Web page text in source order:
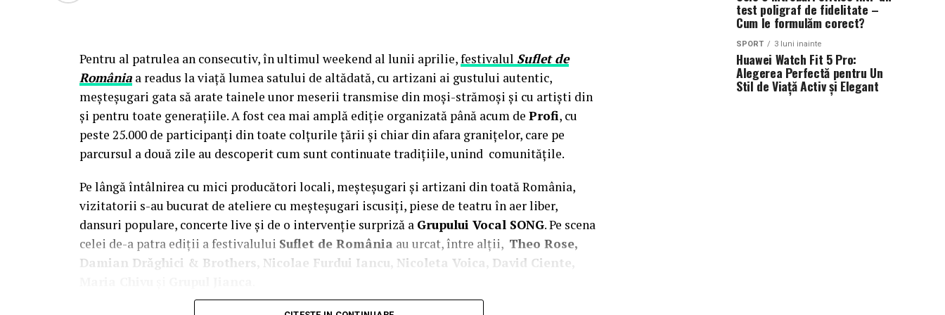
Pentru al patrulea an consecutiv, în ultimul weekend al lunii aprilie,festivalul Suflet de
România a readus la viață lumea satului de altădată, cu artizani ai gustului autentic,
meșteșugari gata să arate tainele unor meserii transmise din moși-strămoși și cu artiști din
și pentru toate generațiile. A fost cea mai amplă ediție organizată până acum de Profi, cu
peste 25.000 de participanți din toate colțurile țării și chiar din afara granițelor, care pe
parcursul a două zile au descoperit cum sunt continuate tradițiile, unind comunitățile.
Pe lângă întâlnirea cu mici producători locali, meșteșugari și artizani din toată România,
vizitatorii s-au bucurat de ateliere cu meșteșugari iscusiți, piese de teatru în aer liber,
dansuri populare, concerte live și de o intervenție surpriză a Grupului Vocal SONG. Pe scena
celei de-a patra ediții a festivalului Suflet de România au urcat, între alții, Theo Rose,
Damian Drăghici & Brothers, Nicolae Furdui Iancu, Nicoleta Voica, David Ciente,
test poligraf de fidelitate –
Cum le formulăm corect?
SPORT 3 luni inainte
Huawei Watch Fit 5 Pro:
Alegerea Perfectă pentru Un
Stil de Viață Activ și Elegant